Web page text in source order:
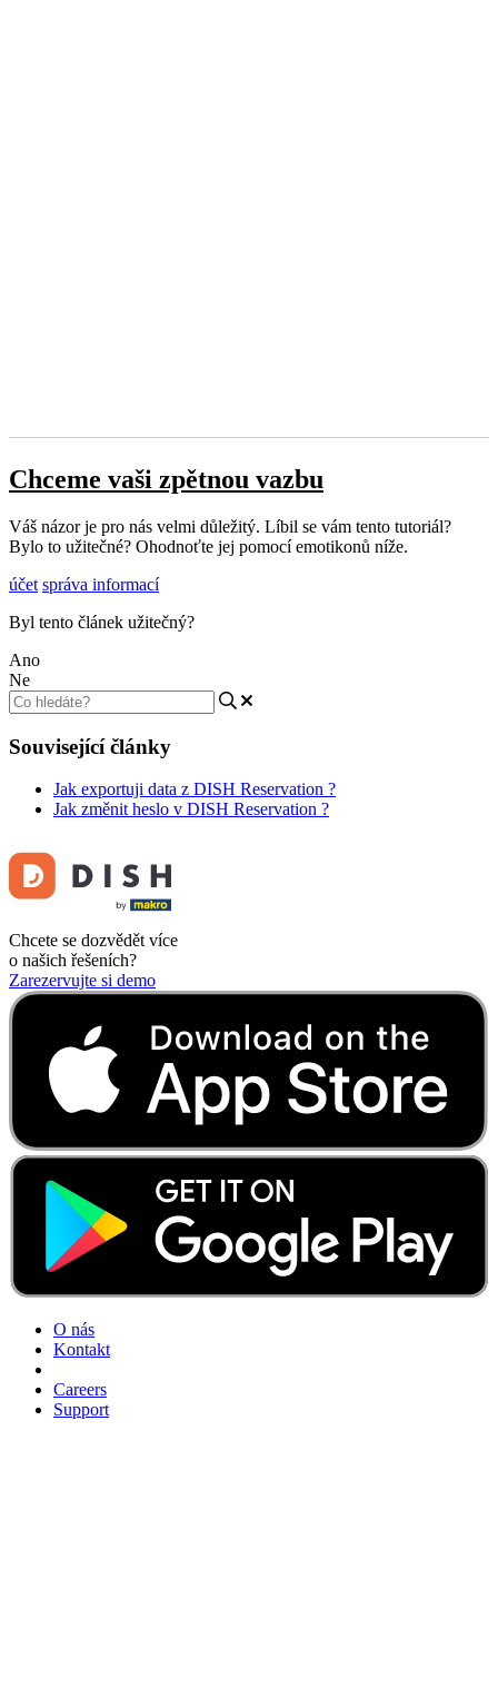
Chceme vaši zpětnou vazbu
Váš názor je pro nás velmi důležitý. Líbil se vám tento tutoriál?
Bylo to užitečné? Ohodnoťte jej pomocí emotikonů níže.
účet správa informací
Byl tento článek užitečný?
Ano
Ne
Související články
Jak exportuji data z DISH Reservation ?
Jak změnit heslo v DISH Reservation ?
Chcete se dozvědět více
o našich řešeních?
Zarezervujte si demo
O nás
Kontakt
Careers
Support